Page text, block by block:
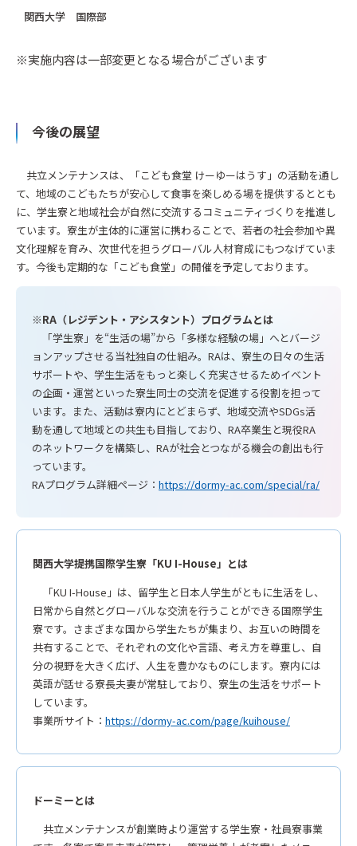
関西大学 国際部
※実施内容は一部変更となる場合がございます
今後の展望
共立メンテナンスは、「こども食堂 けーゆーはうす」の活動を通し
て、地域のこどもたちが安心して食事を楽しめる場を提供するととも
に、学生寮と地域社会が自然に交流するコミュニティづくりを推進し
ています。寮生が主体的に運営に携わることで、若者の社会参加や異
文化理解を育み、次世代を担うグローバル人材育成にもつなげていま
す。今後も定期的な「こども食堂」の開催を予定しております。
※RA（レジデント・アシスタント）プログラムとは
「学生寮」を“生活の場”から「多様な経験の場」へとバージ
ョンアップさせる当社独自の仕組み。RAは、寮生の日々の生活
サポートや、学生生活をもっと楽しく充実させるためイベント
の企画・運営といった寮生同士の交流を促進する役割を担って
います。また、活動は寮内にとどまらず、地域交流やSDGs活
動を通して地域との共生も目指しており、RA卒業生と現役RA
のネットワークを構築し、RAが社会とつながる機会の創出も行
っています。
RAプログラム詳細ページ： https://dormy-ac.com/special/ra/
関西大学提携国際学生寮「KU I-House」とは
「KU I-House」は、留学生と日本人学生がともに生活をし、
日常から自然とグローバルな交流を行うことができる国際学生
寮です。さまざまな国から学生たちが集まり、お互いの時間を
共有することで、それぞれの文化や言語、考え方を尊重し、自
分の視野を大きく広げ、人生を豊かなものにします。寮内には
英語が話せる寮長夫妻が常駐しており、寮生の生活をサポート
しています。
事業所サイト： https://dormy-ac.com/page/kuihouse/
ドーミーとは
共立メンテナンスが創業時より運営する学生寮・社員寮事業